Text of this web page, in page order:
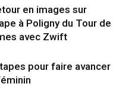
en images sur
à Poligny du Tour de
avec Zwift
pour faire avancer